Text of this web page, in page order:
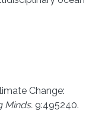
Change:
Minds. 9:495240.